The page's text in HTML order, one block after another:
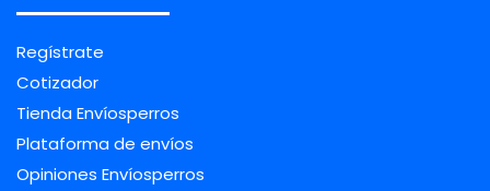
Regístrate
Cotizador
Tienda Envíosperros
Plataforma de envíos
Opiniones Envíosperros